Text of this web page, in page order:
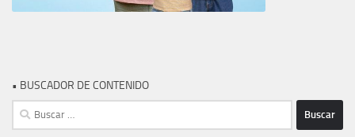
• BUSCADOR DE CONTENIDO
Buscar: